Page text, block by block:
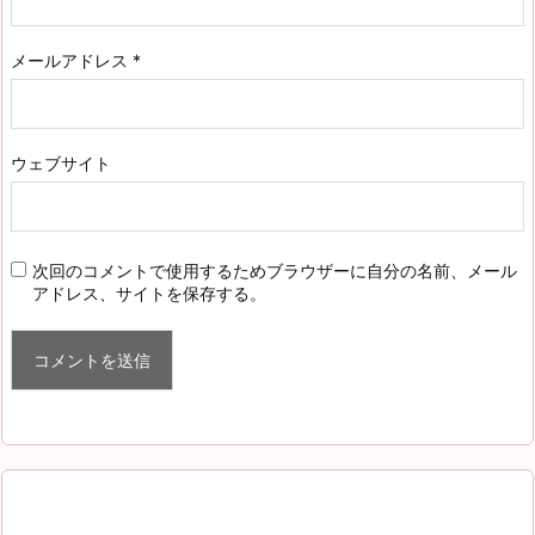
メールアドレス *
ウェブサイト
次回のコメントで使用するためブラウザーに自分の名前、メール
アドレス、サイトを保存する。